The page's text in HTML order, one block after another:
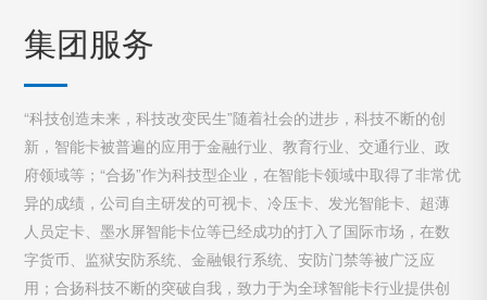
集团服务
“科技创造未来，科技改变民生”随着社会的进步，科技不断的创
新，智能卡被普遍的应用于金融行业、教育行业、交通行业、政
府领域等；“合扬”作为科技型企业，在智能卡领域中取得了非常优
异的成绩，公司自主研发的可视卡、冷压卡、发光智能卡、超薄
人员定卡、墨水屏智能卡位等已经成功的打入了国际市场，在数
字货币、监狱安防系统、金融银行系统、安防门禁等被广泛应
用；合扬科技不断的突破自我，致力于为全球智能卡行业提供创